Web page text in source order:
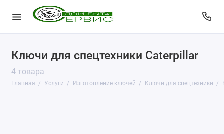
Ключи для спецтехники Caterpillar
4 товара
Главная Услуги Изготовление ключей Ключи для спецтехники
КопиЦентр
Сувенирная продукция